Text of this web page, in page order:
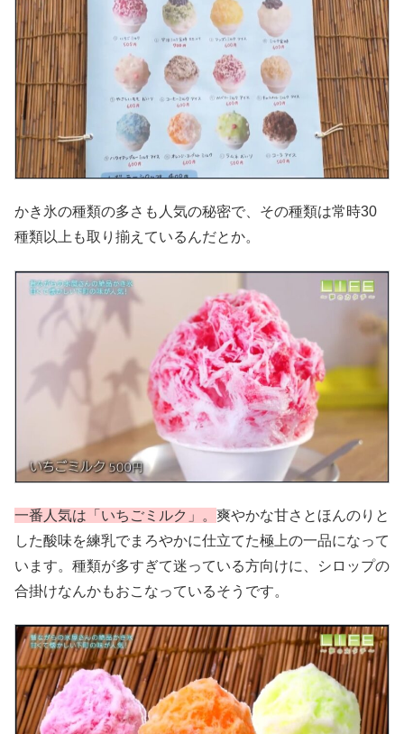
かき氷の種類の多さも人気の秘密で、その種類は常時30
種類以上も取り揃えているんだとか。
一番人気は「いちごミルク」。 爽やかな甘さとほんのりと
した酸味を練乳でまろやかに仕立てた極上の一品になって
います。種類が多すぎて迷っている方向けに、シロップの
合掛けなんかもおこなっているそうです。